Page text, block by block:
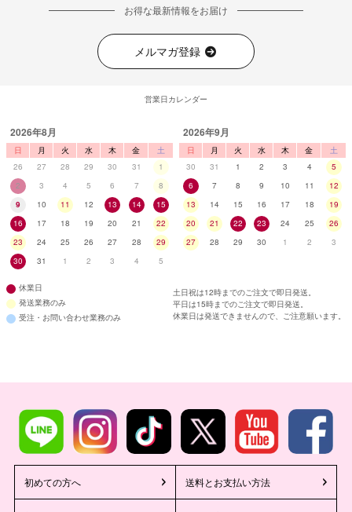
お得な最新情報をお届け
メルマガ登録
営業日カレンダー
2026年8月
日 月 火 水 木 金
土
26
27 28 29 30 31
1
2
3 4 5 6 7
8
9
10 11 12 13 14
15
16
17 18 19 20 21
22
23
24 25 26 27 28
29
30
31 1 2 3 4 5
2026年9月
日 月 火 水 木 金
土
30
31 1 2 3 4
5
6
7 8 9 10 11
12
13
14 15 16 17 18
19
20
21 22 23 24 25
26
27
28 29 30 1 2 3
休業日
発送業務のみ
受注・お問い合わせ業務のみ
土日祝は12時までのご注文で即日発送。
平日は15時までのご注文で即日発送。
休業日は発送できませんので、ご注意願います。
初めての方へ 送料とお支払い方法